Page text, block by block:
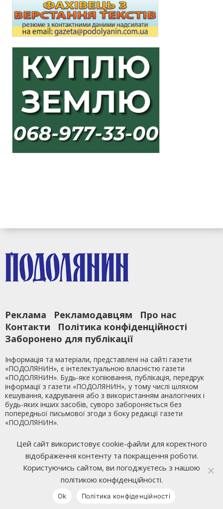
Реклама Рекламодавцям
Про нас
Контакти
Політика конфіденційності
Заборонено для публікації
Інформація та матеріали, представлені на сайті газети
«ПОДОЛЯНИН», є інтелектуальною власністю газети
«ПОДОЛЯНИН». Будь-яке копіювання, публікація, передрук
інформації з газети «ПОДОЛЯНИН», у тому числі шляхом
кешування, кадрування або з використанням аналогічних і
будь-яких інших засобів, суворо забороняється без
попередньої письмової згоди з боку редакції газети
«ПОДОЛЯНИН».
Ми у Facebook
Розробка сайтуMixfon Studio
Цей сайт використовує cookie-файли для коректного
відображення контенту та покращення роботи.
Користуючись сайтом, ви погоджуєтесь з нашою
політикою конфіденційності.
Ok Політика конфіденційності